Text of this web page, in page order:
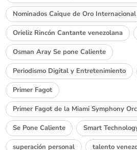
Nominados Caique de Oro Internacional
Orieliz Rincón Cantante venezolana
Osman Aray Se pone Caliente
Periodismo Digital y Entretenimiento
Primer Fagot
Primer Fagot de la Miami Symphony
Se Pone Caliente Smart
superación personal talento